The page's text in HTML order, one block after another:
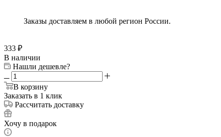
Заказы доставляем в любой регион России.
333 ₽
В наличии
Нашли дешевле?
В корзину
Заказать в 1 клик
Рассчитать доставку
Хочу в подарок